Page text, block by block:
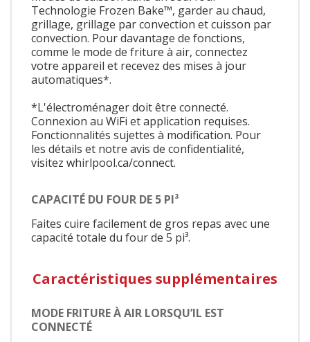
Technologie Frozen Bake™, garder au chaud,
grillage, grillage par convection et cuisson par
convection. Pour davantage de fonctions,
comme le mode de friture à air, connectez
votre appareil et recevez des mises à jour
automatiques*.
*L'électroménager doit être connecté.
Connexion au WiFi et application requises.
Fonctionnalités sujettes à modification. Pour
les détails et notre avis de confidentialité,
visitez whirlpool.ca/connect.
CAPACITÉ DU FOUR DE 5 PI³
Faites cuire facilement de gros repas avec une
capacité totale du four de 5 pi³.
Caractéristiques supplémentaires
MODE FRITURE À AIR LORSQU’IL EST
CONNECTÉ